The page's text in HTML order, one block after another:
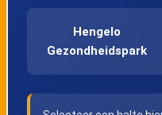
Hengelo
Gezondheidspark